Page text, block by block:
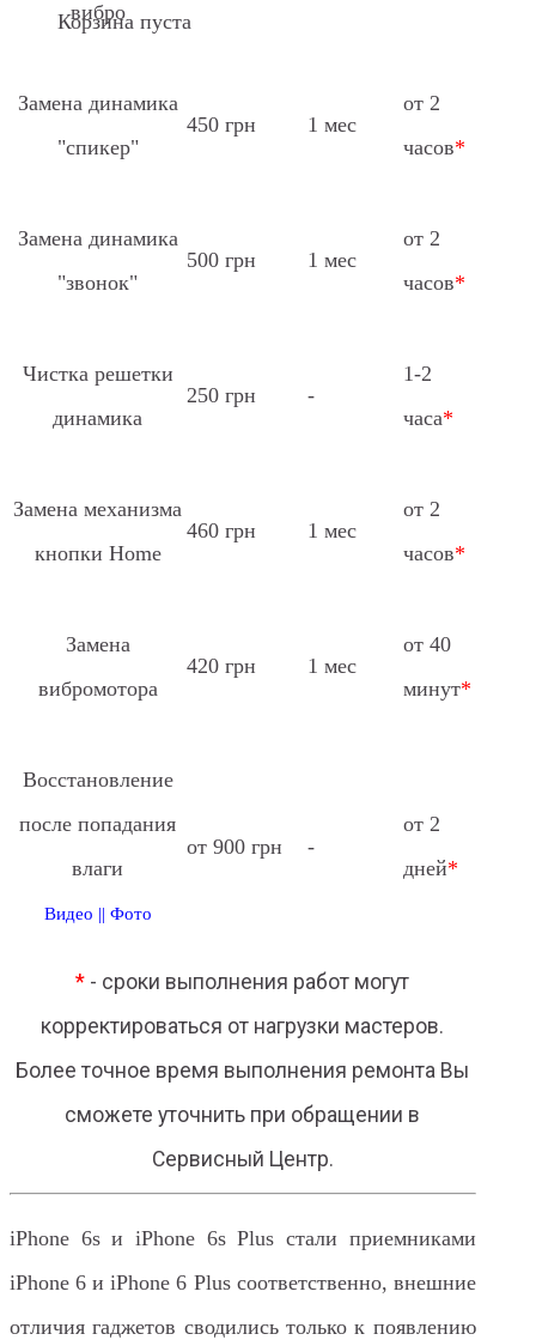
Корзина пуста
вибро
Замена динамика
"спикер"
450 грн 1 мес
от 2
часов*
Замена динамика
"звонок"
500 грн 1 мес
от 2
часов*
Чистка решетки
динамика
250 грн -
1-2
часа*
Замена механизма
кнопки Home
460 грн 1 мес
от 2
часов*
Замена
вибромотора
420 грн 1 мес
от 40
минут*
Восстановление
после попадания
влаги
Видео || Фото
от 900 грн -
от 2
дней*
* - сроки выполнения работ могут
корректироваться от нагрузки мастеров.
Более точное время выполнения ремонта Вы
сможете уточнить при обращении в
Сервисный Центр.
iPhone 6s и iPhone 6s Plus стали приемниками
iPhone 6 и iPhone 6 Plus соответственно, внешние
отличия гаджетов сводились только к появлению